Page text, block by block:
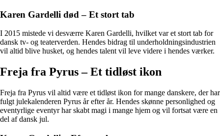
Karen Gardelli død – Et stort tab
I 2015 mistede vi desværre Karen Gardelli, hvilket var et stort tab for
dansk tv- og teaterverden. Hendes bidrag til underholdningsindustrien
vil altid blive husket, og hendes talent vil leve videre i hendes værker.
Freja fra Pyrus – Et tidløst ikon
Freja fra Pyrus vil altid være et tidløst ikon for mange danskere, der har
fulgt julekalenderen Pyrus år efter år. Hendes skønne personlighed og
eventyrlige eventyr har skabt magi i mange hjem og vil fortsat være en
del af dansk jul.